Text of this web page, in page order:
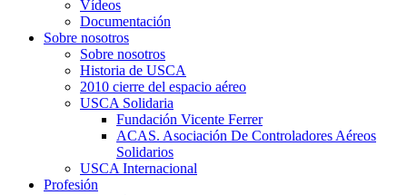
Vídeos
Documentación
Sobre nosotros
Sobre nosotros
Historia de USCA
2010 cierre del espacio aéreo
USCA Solidaria
Fundación Vicente Ferrer
ACAS. Asociación De Controladores Aéreos
Solidarios
USCA Internacional
Profesión